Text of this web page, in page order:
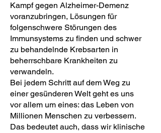
Kampf gegen Alzheimer-Demenz
voranzubringen, Lösungen für
folgenschwere Störungen des
Immunsystems zu finden und schwer
zu behandelnde Krebsarten in
beherrschbare Krankheiten zu
verwandeln.
Bei jedem Schritt auf dem Weg zu
einer gesünderen Welt geht es uns
vor allem um eines: das Leben von
Millionen Menschen zu verbessern.
Das bedeutet auch, dass wir klinische